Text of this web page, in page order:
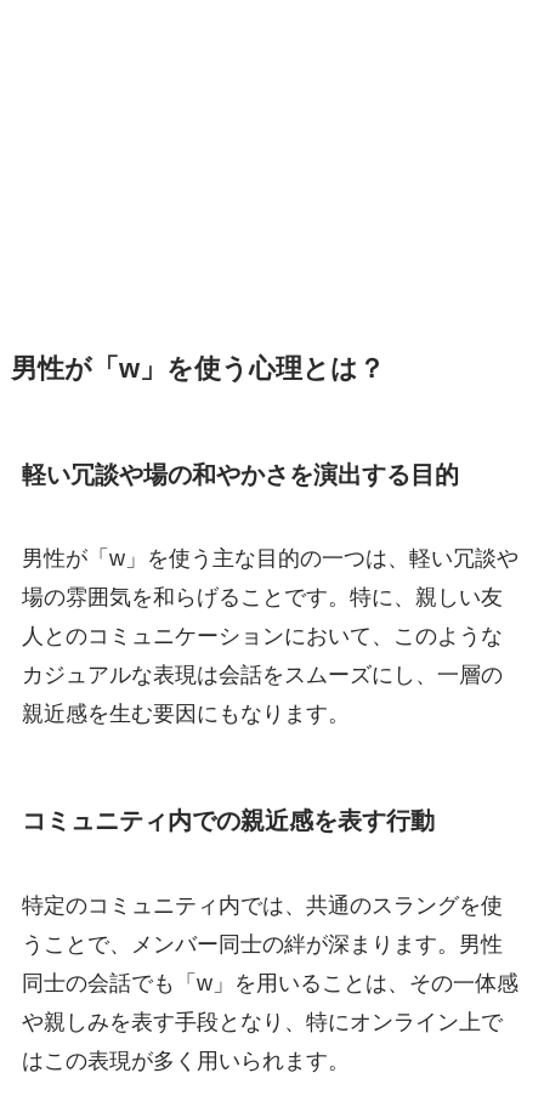
男性が「w」を使う心理とは？
軽い冗談や場の和やかさを演出する目的
男性が「w」を使う主な目的の一つは、軽い冗談や
場の雰囲気を和らげることです。特に、親しい友
人とのコミュニケーションにおいて、このような
カジュアルな表現は会話をスムーズにし、一層の
親近感を生む要因にもなります。
コミュニティ内での親近感を表す行動
特定のコミュニティ内では、共通のスラングを使
うことで、メンバー同士の絆が深まります。男性
同士の会話でも「w」を用いることは、その一体感
や親しみを表す手段となり、特にオンライン上で
はこの表現が多く用いられます。